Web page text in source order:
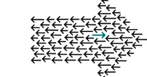
0/6
0/12